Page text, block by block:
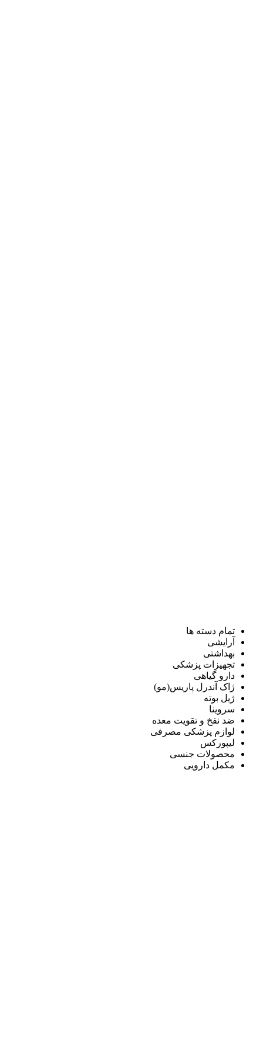
تمام دسته ها
آرایشی
بهداشتی
تجهیزات پزشکی
دارو گیاهی
ژاک آندرل پاریس(مو)
ژیل بوته
سروینا
ضد نفخ و تقویت معده
لوازم پزشکی مصرفی
لیپورکس
محصولات جنسی
مکمل دارویی